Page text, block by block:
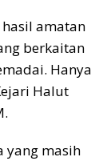
amatan
berkaitan
Hanya
Halut
yang masih